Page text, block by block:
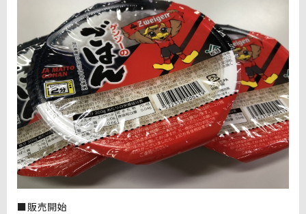
■販売開始